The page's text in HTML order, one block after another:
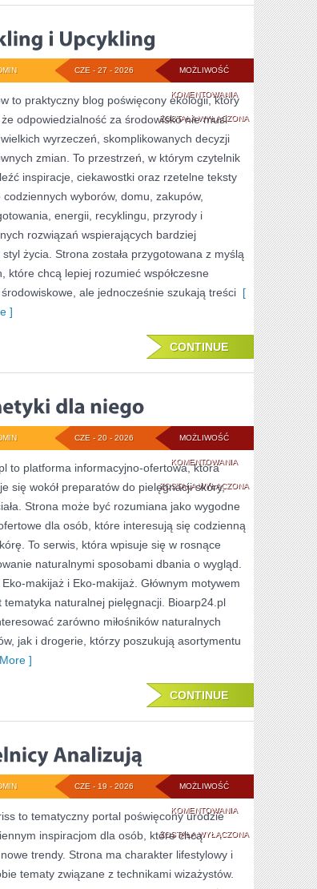
MOŻLIWOŚĆ
KOMENTOWANIARECYKLING
I
UPCYKLING
ZOSTAŁA WYŁĄCZONA
CZE - 27 - 2026
to praktyczny blog poświęcony ekologii, który
odpowiedzialność za środowisko nie musi
wyrzeczeń, skomplikowanych decyzji
zmian. To przestrzeń, w którym czytelnik
inspiracje, ciekawostki oraz rzetelne teksty
codziennych wyborów, domu, zakupów,
energii, recyklingu, przyrody i
rozwiązań wspierających bardziej
życia. Strona została przygotowana z myślą
które chcą lepiej rozumieć współczesne
ale jednocześnie szukają treści [
]
CONTINUE
MOŻLIWOŚĆ
KOMENTOWANIAKOSMETYKI
DLA
NIEGO
ZOSTAŁA WYŁĄCZONA
CZE - 20 - 2026
to platforma informacyjno-ofertowa, która
się wokół preparatów do pielęgnacji skóry,
Strona może być rozumiana jako wygodne
dla osób, które interesują się codzienną
To serwis, która wpisuje się w rosnące
naturalnymi sposobami dbania o wygląd.
makijaż i Eko-makijaż. Głównym motywem
tematyka naturalnej pielęgnacji. Bioarp24.pl
zarówno miłośników naturalnych
jak i drogerie, którzy poszukują asortymentu
]
CONTINUE
MOŻLIWOŚĆ
KOMENTOWANIACZYTELNICY
ANALIZUJĄ
ZOSTAŁA WYŁĄCZONA
CZE - 19 - 2026
to tematyczny portal poświęcony urodzie
inspiracjom dla osób, które chcą
trendy. Strona ma charakter lifestylowy i
tematy związane z technikami wizażystów.